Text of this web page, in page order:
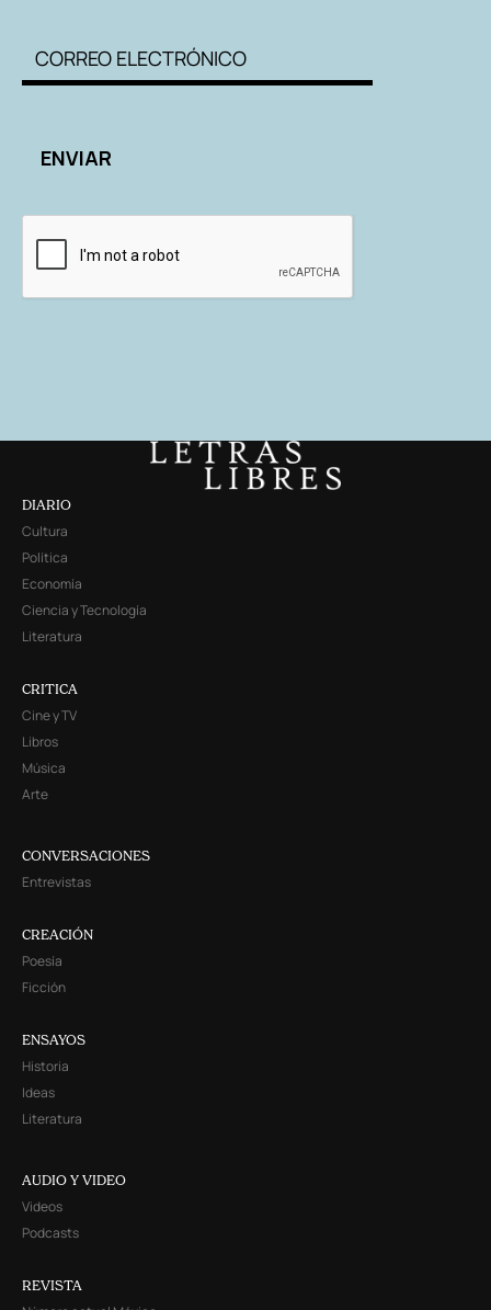
DIARIO
Cultura
Política
Economía
Ciencia y Tecnología
Literatura
CRITICA
Cine y TV
Libros
Música
Arte
CONVERSACIONES
Entrevistas
CREACIÓN
Poesía
Ficción
ENSAYOS
Historia
Ideas
Literatura
AUDIO Y VIDEO
Videos
Podcasts
REVISTA